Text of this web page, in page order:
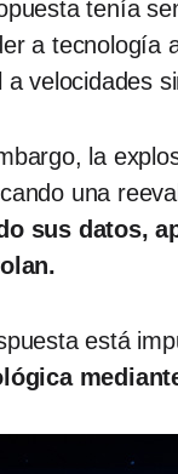
tenía
a tecnología
a velocidades
la
una
sus datos,
está